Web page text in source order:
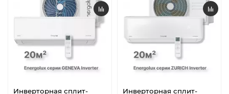
Инверторная сплит-
Инверторная сплит-